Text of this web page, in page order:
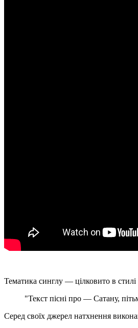
Тематика синглу — цілковито в стилі
"Текст пісні про — Сатану,
Серед своїх джерел натхнення